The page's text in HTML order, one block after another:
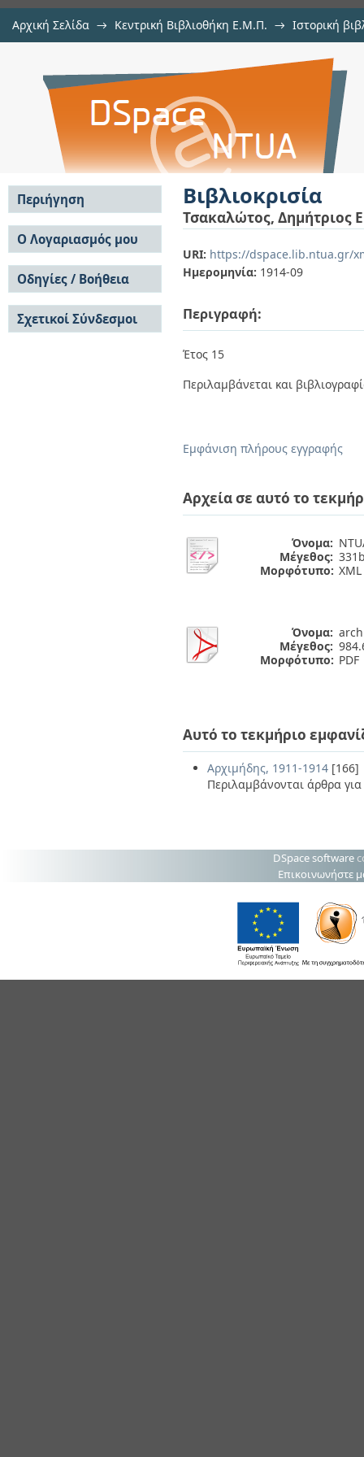
Αρχική Σελίδα → Κεντρική Βιβλιοθήκη Ε.Μ.Π. → Ιστορική
Βιβλιοκρισία
Τσακαλώτος, Δημήτριος
URI: https://dspace.lib.ntua.gr/
Ημερομηνία: 1914-09
Περιγραφή:
Έτος 15
Περιλαμβάνεται και
Εμφάνιση πλήρους εγγραφής
Αρχεία σε αυτό το
Όνομα:
Μέγεθος:
Μορφότυπο: XML
Όνομα:
Μέγεθος:
Μορφότυπο: PDF
Αυτό το τεκμήριο
Αρχιμήδης, 1911-1914 [166]
Περιλαμβάνονται άρθρα
Περιήγηση
Σε όλο το DSpace
Κοινότητες & Συλλογές
Ανά Ημερομηνία
Έκδοσης
Συγγραφείς
Τίτλοι
Θέματα
Ο Λογαριασμός μου
Σύνδεση
Εγγραφή
Οδηγίες / Βοήθεια
Οδηγίες Υποβολής
Οδηγίες Χρήσης ΙΑ
Συχνές Ερωτήσεις
Σχετικοί Σύνδεσμοι
DSpace software
Επικοινωνήστε